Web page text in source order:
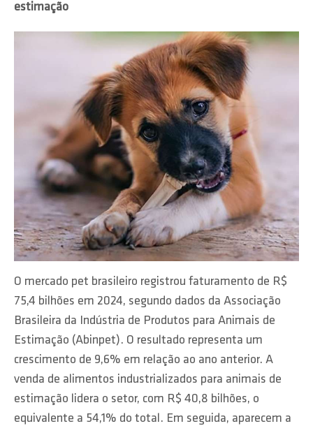
estimação
O mercado pet brasileiro registrou faturamento de R$
75,4 bilhões em 2024, segundo dados da Associação
Brasileira da Indústria de Produtos para Animais de
Estimação (Abinpet). O resultado representa um
crescimento de 9,6% em relação ao ano anterior. A
venda de alimentos industrializados para animais de
estimação lidera o setor, com R$ 40,8 bilhões, o
equivalente a 54,1% do total. Em seguida, aparecem a